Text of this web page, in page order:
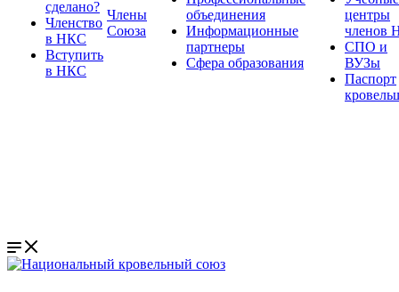
сделано?
Членство
в НКС
Вступить
в НКС
Члены
Союза
объединения
Информационные
партнеры
Сфера образования
центры
членов
СПО и
ВУЗы
Паспорт